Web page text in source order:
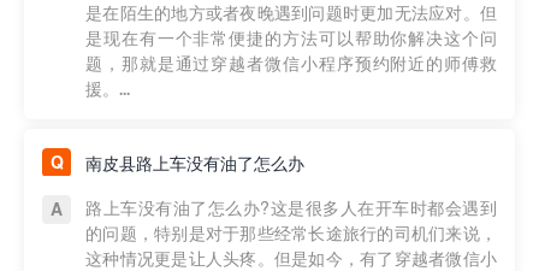
是在陌生的地方或者夜晚遇到问题时更加无法应对。但
是现在有一个非常便捷的方法可以帮助你解决这个问
题，那就是通过穿越者微信小程序预约附近的师傅救
援。...
南皮县路上车没有油了怎么办
路上车没有油了怎么办?这是很多人在开车时都会遇到
的问题，特别是对于那些经常长途旅行的司机们来说，
这种情况更是让人头疼。但是如今，有了穿越者微信小